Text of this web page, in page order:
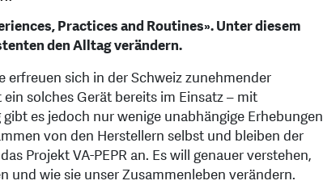
Practices and Routines». Unter diesem
den Alltag verändern.
erfreuen sich in der Schweiz zunehmender
solches Gerät bereits im Einsatz – mit
es jedoch nur wenige unabhängige Erhebungen
von den Herstellern selbst und bleiben der
Projekt VA-PEPR an. Es will genauer verstehen,
und wie sie unser Zusammenleben verändern.